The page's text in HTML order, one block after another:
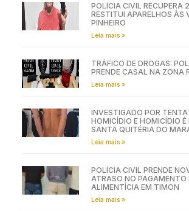
POLÍCIA CIVIL RECUPERA
RESTITUI APARELHOS ÀS
PINHEIRO
Leia mais »
TRÁFICO DE DROGAS:
PRENDE CASAL NA ZONA
Leia mais »
INVESTIGADO POR
HOMICÍDIO E HOMICÍDIO É
SANTA QUITÉRIA DO
Leia mais »
POLÍCIA CIVIL PRENDE
ATRASO NO PAGAMENTO
ALIMENTÍCIA EM TIMON
Leia mais »